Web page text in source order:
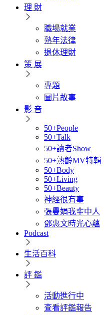
理 財
職場就業
熟年法律
退休理財
策 展
專題
圖片故事
影 音
50+People
50+Talk
50+讀者Show
50+熟齡MV特輯
50+Body
50+Living
50+Beauty
神經很有事
張曼娟我輩中人
鄧惠文時光心蘊
Podcast
生活百科
評 鑑
活動進行中
查看評鑑報告